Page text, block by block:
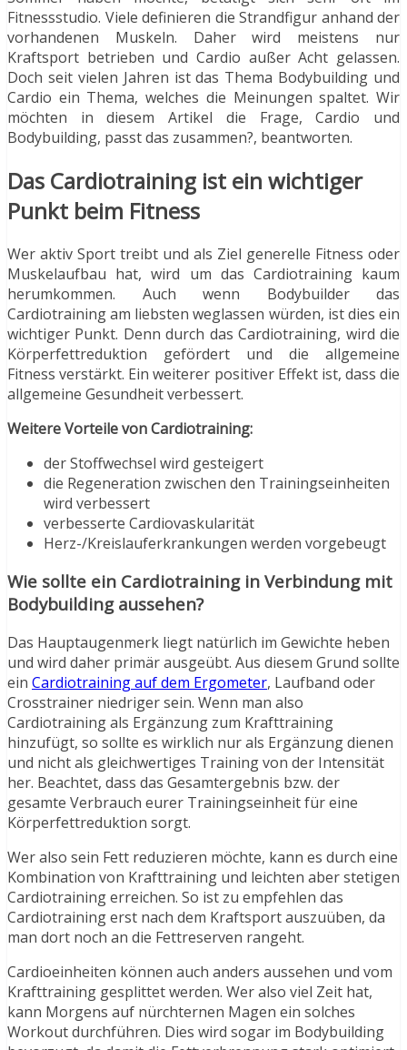
Fitnessstudio. Viele definieren die Strandfigur anhand der
vorhandenen Muskeln. Daher wird meistens nur
Kraftsport betrieben und Cardio außer Acht gelassen.
Doch seit vielen Jahren ist das Thema Bodybuilding und
Cardio ein Thema, welches die Meinungen spaltet. Wir
möchten in diesem Artikel die Frage, Cardio und
Bodybuilding, passt das zusammen?, beantworten.
Das Cardiotraining ist ein wichtiger
Punkt beim Fitness
Wer aktiv Sport treibt und als Ziel generelle Fitness oder
Muskelaufbau hat, wird um das Cardiotraining kaum
herumkommen. Auch wenn Bodybuilder das
Cardiotraining am liebsten weglassen würden, ist dies ein
wichtiger Punkt. Denn durch das Cardiotraining, wird die
Körperfettreduktion gefördert und die allgemeine
Fitness verstärkt. Ein weiterer positiver Effekt ist, dass die
allgemeine Gesundheit verbessert.
Weitere Vorteile von Cardiotraining:
der Stoffwechsel wird gesteigert
die Regeneration zwischen den Trainingseinheiten
wird verbessert
verbesserte Cardiovaskularität
Herz-/Kreislauferkrankungen werden vorgebeugt
Wie sollte ein Cardiotraining in Verbindung mit
Bodybuilding aussehen?
Das Hauptaugenmerk liegt natürlich im Gewichte heben
und wird daher primär ausgeübt. Aus diesem Grund sollte
ein Cardiotraining auf dem Ergometer, Laufband oder
Crosstrainer niedriger sein. Wenn man also
Cardiotraining als Ergänzung zum Krafttraining
hinzufügt, so sollte es wirklich nur als Ergänzung dienen
und nicht als gleichwertiges Training von der Intensität
her. Beachtet, dass das Gesamtergebnis bzw. der
gesamte Verbrauch eurer Trainingseinheit für eine
Körperfettreduktion sorgt.
Wer also sein Fett reduzieren möchte, kann es durch eine
Kombination von Krafttraining und leichten aber stetigen
Cardiotraining erreichen. So ist zu empfehlen das
Cardiotraining erst nach dem Kraftsport auszuüben, da
man dort noch an die Fettreserven rangeht.
Cardioeinheiten können auch anders aussehen und vom
Krafttraining gesplittet werden. Wer also viel Zeit hat,
kann Morgens auf nürchternen Magen ein solches
Workout durchführen. Dies wird sogar im Bodybuilding